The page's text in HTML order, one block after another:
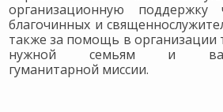
организационную поддержку
благочинных и
также за помощь в организации
нужной семьям и
гуманитарной миссии.